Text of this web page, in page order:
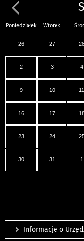
Poniedziałek Wtorek
26 27 28
2 3 4
9 10 11
16 17 18
23 24 25
30 31 1
Informacje o